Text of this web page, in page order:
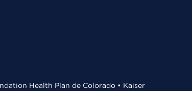
Health Plan de Colorado • Kaiser